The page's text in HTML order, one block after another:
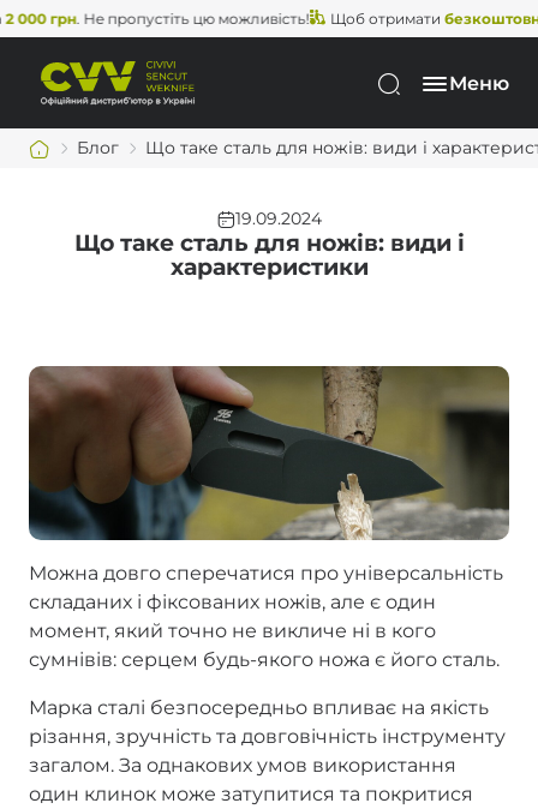
пропустіть цю можливість! Щоб отриматибезкоштовну доставку,
Меню
Блог Що таке сталь для ножів: види і
19.09.2024
Що таке сталь для ножів: види і
характеристики
Можна довго сперечатися про універсальність
складаних і фіксованих ножів, але є один
момент, який точно не викличе ні в кого
сумнівів: серцем будь-якого ножа є його сталь.
Марка сталі безпосередньо впливає на якість
різання, зручність та довговічність інструменту
загалом. За однакових умов використання
один клинок може затупитися та покритися